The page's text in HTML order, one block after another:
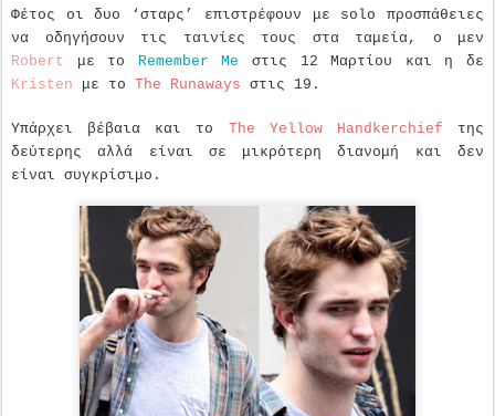
Φέτος οι δυο ‘σταρς’ επιστρέφουν με solo προσπάθειες
να οδηγήσουν τις ταινίες τους στα ταμεία, ο μεν
Robert με το Remember Me στις 12 Μαρτίου και η δε
Kristen με το The Runaways στις 19.
Υπάρχει βέβαια και το The Yellow Handkerchief της
δεύτερης αλλά είναι σε μικρότερη διανομή και δεν
είναι συγκρίσιμο.